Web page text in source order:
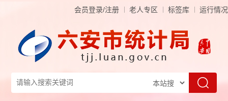
会员登录/注册 老人专区 标签库 运行情况